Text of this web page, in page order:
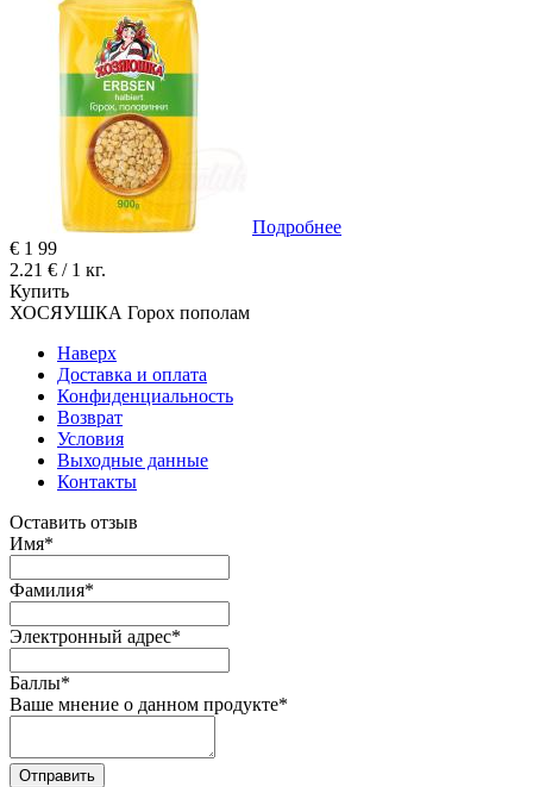
Подробнее
€ 1 99
2.21 € / 1 кг.
Купить
ХОСЯУШКА Горох пополам
Наверх
Доставка и оплата
Конфиденциальность
Возврат
Условия
Выходные данные
Контакты
Оставить отзыв
Имя*
Фамилия*
Электронный адрес*
Баллы*
Ваше мнение о данном продукте*
Отправить